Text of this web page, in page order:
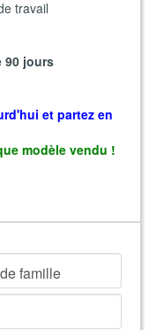
travail
90 jours
et partez en
modèle vendu !
famille